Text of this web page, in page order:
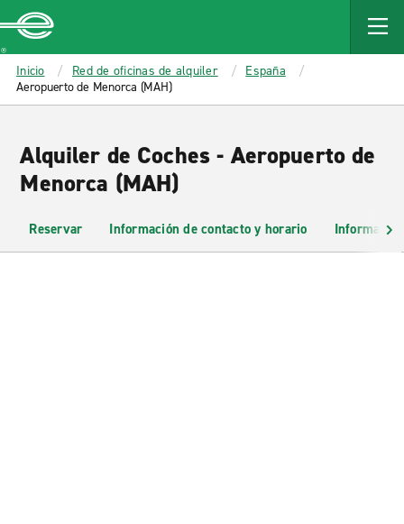
MAIN
CONTENT
Enterprise
Inicio Red de oficinas de alquiler
España
Aeropuerto de Menorca (MAH)
Alquiler de Coches - Aeropuerto de
Menorca (MAH)
Reservar Información de contacto y horario